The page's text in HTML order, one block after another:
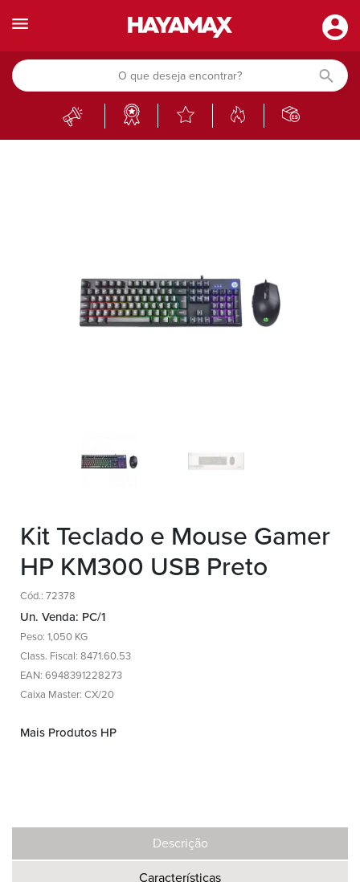
Kit Teclado e Mouse Gamer
HP KM300 USB Preto
Cód.: 72378
Un. Venda: PC/1
Peso: 1,050 KG
Class. Fiscal: 8471.60.53
EAN: 6948391228273
Caixa Master: CX/20
Mais Produtos HP
Descrição
Características